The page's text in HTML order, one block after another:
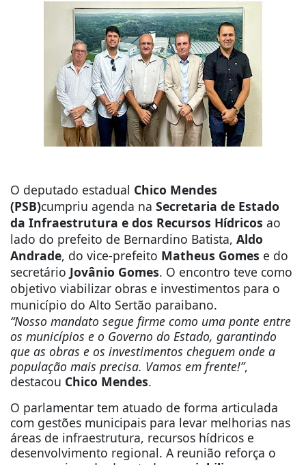
O deputado estadual Chico Mendes
(PSB)cumpriu agenda na Secretaria de Estado
da Infraestrutura e dos Recursos Hídricos ao
lado do prefeito de Bernardino Batista, Aldo
Andrade, do vice-prefeito Matheus Gomes e do
secretário Jovânio Gomes. O encontro teve como
objetivo viabilizar obras e investimentos para o
município do Alto Sertão paraibano.
“Nosso mandato segue firme como uma ponte entre
os municípios e o Governo do Estado, garantindo
que as obras e os investimentos cheguem onde a
população mais precisa. Vamos em frente!”,
destacou Chico Mendes.
O parlamentar tem atuado de forma articulada
com gestões municipais para levar melhorias nas
áreas de infraestrutura, recursos hídricos e
desenvolvimento regional. A reunião reforça o